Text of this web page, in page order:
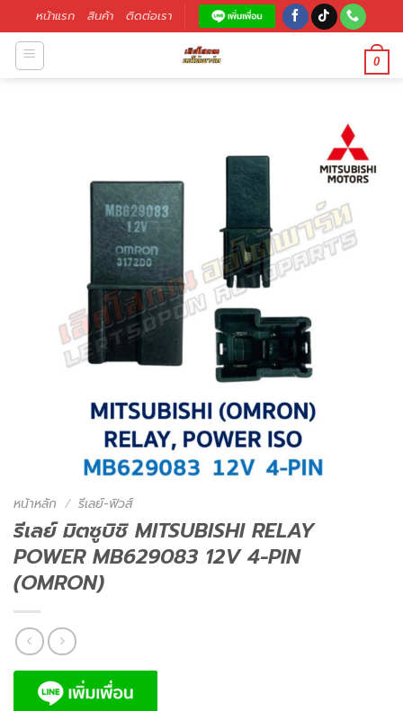
หน้าแรก สินค้า ติดต่อเรา
0
หน้าหลัก / รีเลย์-ฟิวส์
รีเลย์ มิตซูบิชิ MITSUBISHI RELAY
POWER MB629083 12V 4-PIN
(OMRON)